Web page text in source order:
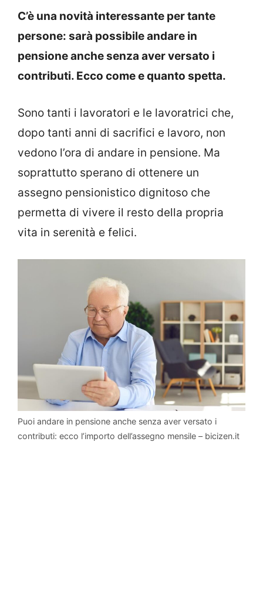
C’è una novità interessante per tante
persone: sarà possibile andare in
pensione anche senza aver versato i
contributi. Ecco come e quanto spetta.
Sono tanti i lavoratori e le lavoratrici che,
dopo tanti anni di sacrifici e lavoro, non
vedono l’ora di andare in pensione. Ma
soprattutto sperano di ottenere un
assegno pensionistico dignitoso che
permetta di vivere il resto della propria
vita in serenità e felici.
Puoi andare in pensione anche senza aver versato i
contributi: ecco l’importo dell’assegno mensile – bicizen.it